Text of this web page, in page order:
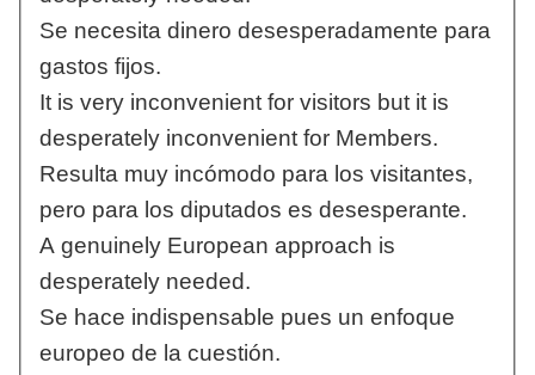
Se necesita dinero desesperadamente para
gastos fijos.
It is very inconvenient for visitors but it is
desperately inconvenient for Members.
Resulta muy incómodo para los visitantes,
pero para los diputados es desesperante.
A genuinely European approach is
desperately needed.
Se hace indispensable pues un enfoque
europeo de la cuestión.